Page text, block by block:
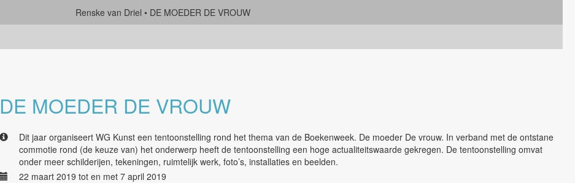
Renske van Driel
DE MOEDER DE VROUW
DE MOEDER DE VROUW
Dit jaar organiseert WG Kunst een tentoonstelling rond het thema van de Boekenweek. De moeder De vrouw. In verband met de ontstane
commotie rond (de keuze van) het onderwerp heeft de tentoonstelling een hoge actualiteitswaarde gekregen. De tentoonstelling omvat
onder meer schilderijen, tekeningen, ruimtelijk werk, foto’s, installaties en beelden.
22 maart 2019 tot en met 7 april 2019